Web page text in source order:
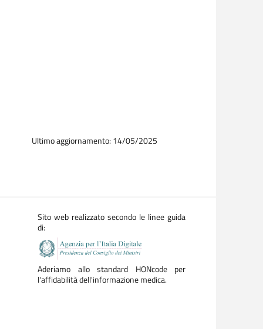
Ultimo aggiornamento: 14/05/2025
Sito web realizzato secondo le linee guida
di:
Aderiamo allo standard HONcode per
l'affidabilità dell'informazione medica.